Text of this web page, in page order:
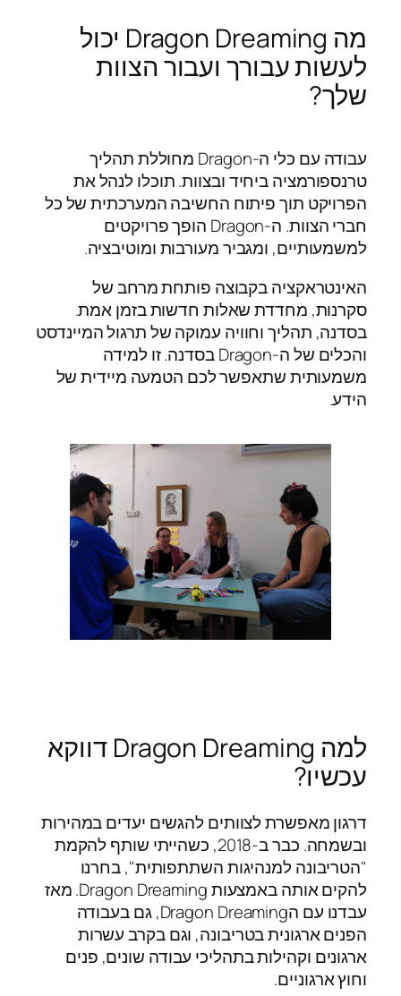
מה Dragon Dreaming יכול
לעשות עבורך ועבור הצוות
שלך?
עבודה עם כלי ה-Dragon מחוללת תהליך
טרנספורמציה ביחיד ובצוות. תוכלו לנהל את
הפרויקט תוך פיתוח החשיבה המערכתית של כל
חברי הצוות. ה-Dragon הופך פרויקטים
למשמעותיים, ומגביר מעורבות ומוטיבציה.
האינטראקציה בקבוצה פותחת מרחב של
סקרנות, מחדדת שאלות חדשות בזמן אמת.
בסדנה, תהליך וחוויה עמוקה של תרגול המיינדסט
והכלים של ה-Dragon בסדנה. זו למידה
משמעותית שתאפשר לכם הטמעה מיידית של
הידע.
למה Dragon Dreaming דווקא
עכשיו?
דרגון מאפשרת לצוותים להגשים יעדים במהירות
ובשמחה. כבר ב-2018, כשהייתי שותף להקמת
"הטריבונה למנהיגות השתתפותית", בחרנו
להקים אותה באמצעות Dragon Dreaming. מאז
עבדנו עם הDragon Dreaming, גם בעבודה
הפנים ארגונית בטריבונה, וגם בקרב עשרות
ארגונים וקהילות בתהליכי עבודה שונים, פנים
וחוץ ארגוניים.